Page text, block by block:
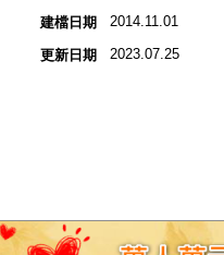
建檔日期 2014.11.01
更新日期 2023.07.25